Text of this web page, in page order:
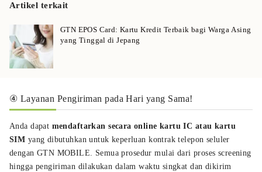
Artikel terkait
GTN EPOS Card: Kartu Kredit Terbaik bagi Warga Asing
yang Tinggal di Jepang
④ Layanan Pengiriman pada Hari yang Sama!
Anda dapat mendaftarkan secara online kartu IC atau kartu
SIM yang dibutuhkan untuk keperluan kontrak telepon seluler
dengan GTN MOBILE. Semua prosedur mulai dari proses screening
hingga pengiriman dilakukan dalam waktu singkat dan dikirim